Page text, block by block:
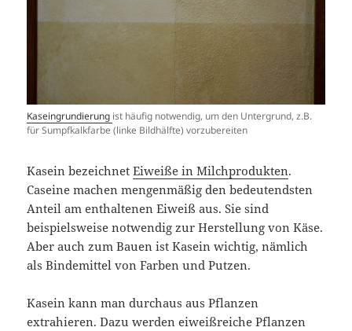
Kaseingrundierung ist häufig notwendig, um den Untergrund, z.B.
für Sumpfkalkfarbe (linke Bildhälfte) vorzubereiten
Kasein bezeichnetEiweiße in Milchprodukten.
Caseine machen mengenmäßig den bedeutendsten
Anteil am enthaltenen Eiweiß aus. Sie sind
beispielsweise notwendig zur Herstellung von Käse.
Aber auch zum Bauen ist Kasein wichtig, nämlich
als Bindemittel von Farben und Putzen.
Kasein kann man durchaus aus Pflanzen
extrahieren. Dazu werden eiweißreiche Pflanzen